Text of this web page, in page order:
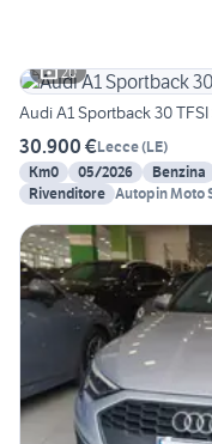
20
Audi A1 Sportback 30
30.900 €Lecce(LE)
Km0
05/2026 Benzina
Rivenditore Autopin Moto